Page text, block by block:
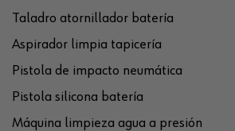
Taladro atornillador batería
Aspirador limpia tapicería
Pistola de impacto neumática
Pistola silicona batería
Máquina limpieza agua a presión